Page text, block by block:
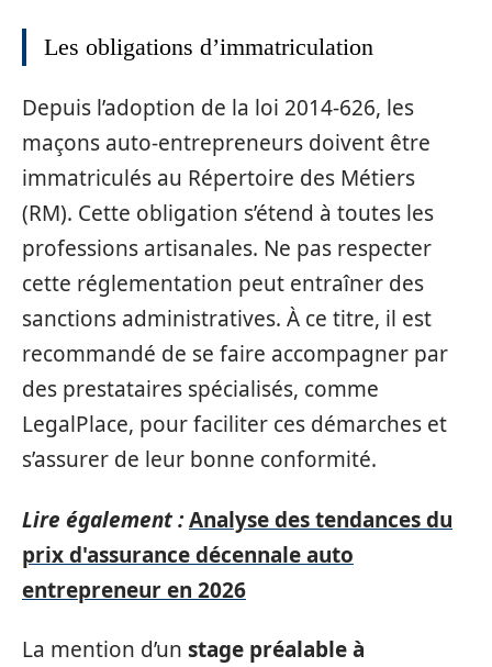
Les obligations d’immatriculation
Depuis l’adoption de la loi 2014-626, les
maçons auto-entrepreneurs doivent être
immatriculés au Répertoire des Métiers
(RM). Cette obligation s’étend à toutes les
professions artisanales. Ne pas respecter
cette réglementation peut entraîner des
sanctions administratives. À ce titre, il est
recommandé de se faire accompagner par
des prestataires spécialisés, comme
LegalPlace, pour faciliter ces démarches et
s’assurer de leur bonne conformité.
Lire également :Analyse des tendances du
prix d'assurance décennale auto
entrepreneur en 2026
La mention d’un stage préalable à